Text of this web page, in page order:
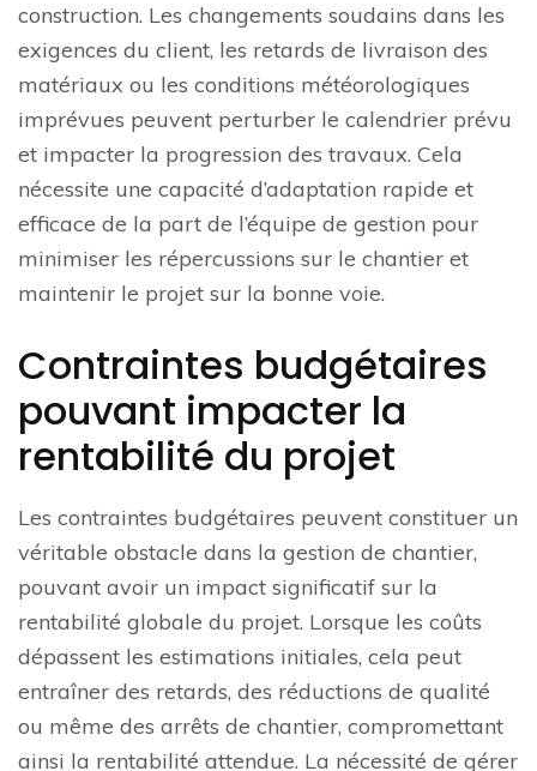
construction. Les changements soudains dans les
exigences du client, les retards de livraison des
matériaux ou les conditions météorologiques
imprévues peuvent perturber le calendrier prévu
et impacter la progression des travaux. Cela
nécessite une capacité d’adaptation rapide et
efficace de la part de l’équipe de gestion pour
minimiser les répercussions sur le chantier et
maintenir le projet sur la bonne voie.
Contraintes budgétaires
pouvant impacter la
rentabilité du projet
Les contraintes budgétaires peuvent constituer un
véritable obstacle dans la gestion de chantier,
pouvant avoir un impact significatif sur la
rentabilité globale du projet. Lorsque les coûts
dépassent les estimations initiales, cela peut
entraîner des retards, des réductions de qualité
ou même des arrêts de chantier, compromettant
ainsi la rentabilité attendue. La nécessité de gérer